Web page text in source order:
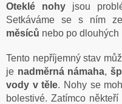
Oteklé nohyjsou
Setkáváme se s ním
měsíců nebo po
Tento nepříjemný stav
je nadměrná námaha,
vody v těle. Nohy se
bolestivé. Zatímco